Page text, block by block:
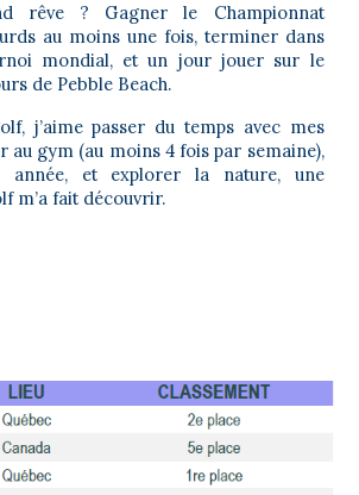
rêve ? Gagner le Championnat
au moins une fois, terminer dans
mondial, et un jour jouer sur le
de Pebble Beach.
j’aime passer du temps avec mes
au gym (au moins 4 fois par semaine),
année, et explorer la nature, une
m’a fait découvrir.